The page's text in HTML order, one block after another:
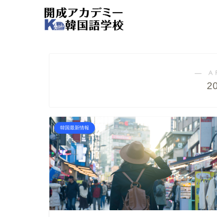
―
韓国最新情報